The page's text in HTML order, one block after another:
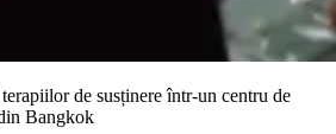
de susținere într-un centru de
Bangkok